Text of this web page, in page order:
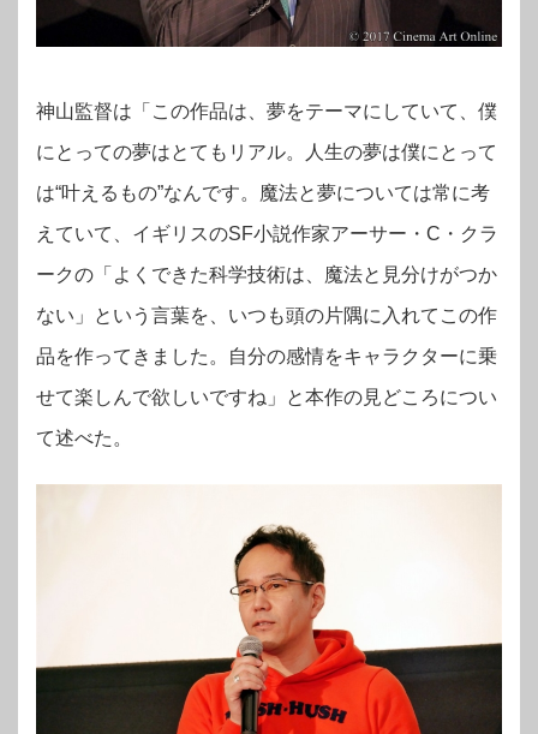
神山監督は「この作品は、夢をテーマにしていて、僕
にとっての夢はとてもリアル。人生の夢は僕にとって
は“叶えるもの”なんです。魔法と夢については常に考
えていて、イギリスのSF小説作家アーサー・C・クラ
ークの「よくできた科学技術は、魔法と見分けがつか
ない」という言葉を、いつも頭の片隅に入れてこの作
品を作ってきました。自分の感情をキャラクターに乗
せて楽しんで欲しいですね」と本作の見どころについ
て述べた。